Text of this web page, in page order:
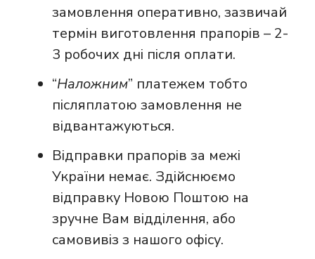
замовлення оперативно, зазвичай
термін виготовлення прапорів – 2-
3 робочих дні після оплати.
“Наложним” платежем тобто
післяплатою замовлення не
відвантажуються.
Відправки прапорів за межі
України немає. Здійснюємо
відправку Новою Поштою на
зручне Вам відділення, або
самовивіз з нашого офісу.